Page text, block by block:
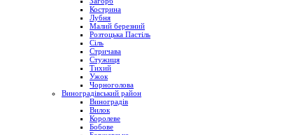
Кострина
Лубня
Малий березний
Розтоцька Пастіль
Сіль
Стричава
Стужиця
Тихий
Ужок
Чорноголова
Виноградівський район
Виноградів
Вилок
Королеве
Бобове